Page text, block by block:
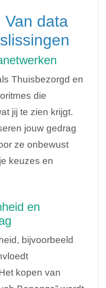
Van data
Thuisbezorgd en
die
jij te zien krijgt.
jouw gedrag
ze onbewust
keuzes en
en
bijvoorbeeld
kopen van